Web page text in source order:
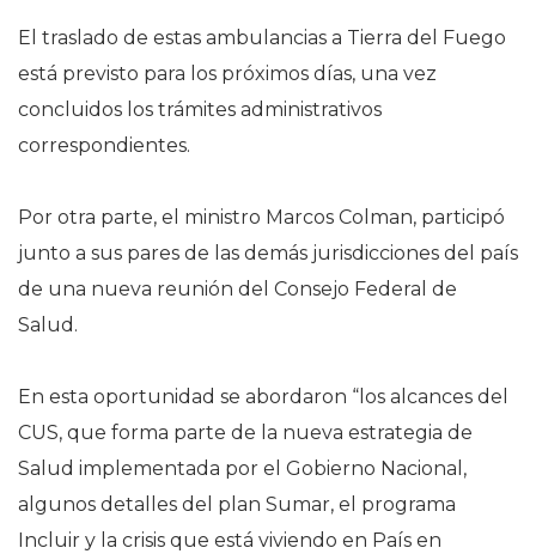
El traslado de estas ambulancias a Tierra del Fuego
está previsto para los próximos días, una vez
concluidos los trámites administrativos
correspondientes.
Por otra parte, el ministro Marcos Colman, participó
junto a sus pares de las demás jurisdicciones del país
de una nueva reunión del Consejo Federal de
Salud.
En esta oportunidad se abordaron “los alcances del
CUS, que forma parte de la nueva estrategia de
Salud implementada por el Gobierno Nacional,
algunos detalles del plan Sumar, el programa
Incluir y la crisis que está viviendo en País en